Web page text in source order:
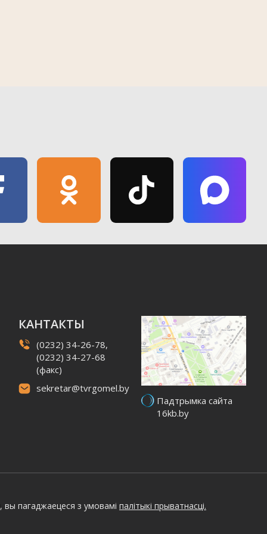
КАНТАКТЫ
(0232) 34-26-78,
(0232) 34-27-68
(факс)
sekretar@tvrgomel.by
Падтрымка сайта
16kb.by
пагаджаецеся з умовамі палітыкі прыватнасці.